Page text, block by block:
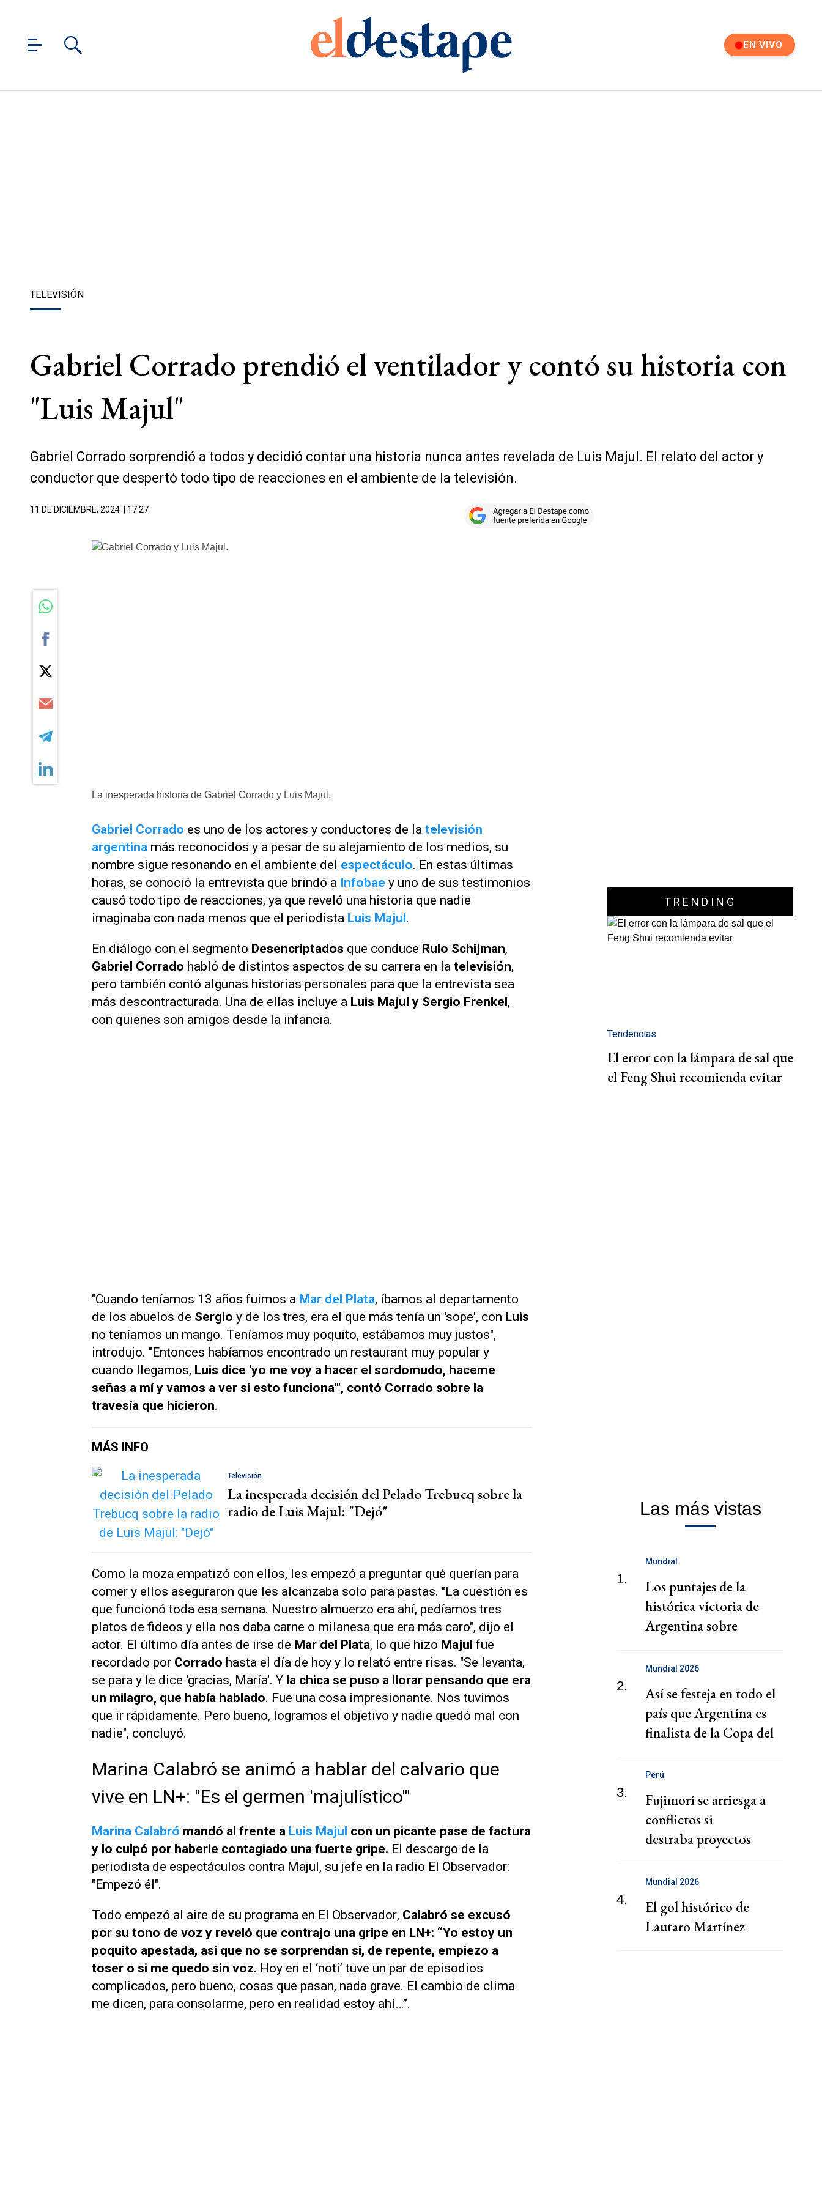
EN VIVO
TELEVISIÓN
Gabriel Corrado prendió el ventilador y contó su historia con
"Luis Majul"
Gabriel Corrado sorprendió a todos y decidió contar una historia nunca antes revelada de Luis Majul. El relato del actor y
conductor que despertó todo tipo de reacciones en el ambiente de la televisión.
11 DE DICIEMBRE, 2024 | 17.27
La inesperada historia de Gabriel Corrado y Luis Majul.
Gabriel Corrado es uno de los actores y conductores de la televisión
argentina más reconocidos y a pesar de su alejamiento de los medios, su
nombre sigue resonando en el ambiente del espectáculo. En estas últimas
horas, se conoció la entrevista que brindó a Infobae y uno de sus testimonios
causó todo tipo de reacciones, ya que reveló una historia que nadie
imaginaba con nada menos que el periodista Luis Majul.
En diálogo con el segmento Desencriptados que conduce Rulo Schijman,
Gabriel Corrado habló de distintos aspectos de su carrera en la televisión,
pero también contó algunas historias personales para que la entrevista sea
más descontracturada. Una de ellas incluye a Luis Majul y Sergio Frenkel,
con quienes son amigos desde la infancia.
"Cuando teníamos 13 años fuimos a Mar del Plata, íbamos al departamento
de los abuelos de Sergio y de los tres, era el que más tenía un 'sope', con Luis
no teníamos un mango. Teníamos muy poquito, estábamos muy justos",
introdujo. "Entonces habíamos encontrado un restaurant muy popular y
cuando llegamos, Luis dice 'yo me voy a hacer el sordomudo, haceme
señas a mí y vamos a ver si esto funciona'", contó Corrado sobre la
travesía que hicieron.
MÁS INFO
Televisión
La inesperada decisión del Pelado Trebucq sobre la
radio de Luis Majul: "Dejó"
Como la moza empatizó con ellos, les empezó a preguntar qué querían para
comer y ellos aseguraron que les alcanzaba solo para pastas. "La cuestión es
que funcionó toda esa semana. Nuestro almuerzo era ahí, pedíamos tres
platos de fideos y ella nos daba carne o milanesa que era más caro", dijo el
actor. El último día antes de irse de Mar del Plata, lo que hizo Majul fue
recordado por Corrado hasta el día de hoy y lo relató entre risas. "Se levanta,
se para y le dice 'gracias, María'. Y la chica se puso a llorar pensando que era
un milagro, que había hablado. Fue una cosa impresionante. Nos tuvimos
que ir rápidamente. Pero bueno, logramos el objetivo y nadie quedó mal con
nadie", concluyó.
Marina Calabró se animó a hablar del calvario que
vive en LN+: "Es el germen 'majulístico'"
Marina Calabró mandó al frente a Luis Majul con un picante pase de factura
y lo culpó por haberle contagiado una fuerte gripe. El descargo de la
periodista de espectáculos contra Majul, su jefe en la radio El Observador:
"Empezó él".
Todo empezó al aire de su programa en El Observador, Calabró se excusó
por su tono de voz y reveló que contrajo una gripe en LN+: “Yo estoy un
poquito apestada, así que no se sorprendan si, de repente, empiezo a
toser o si me quedo sin voz. Hoy en el ‘noti’ tuve un par de episodios
complicados, pero bueno, cosas que pasan, nada grave. El cambio de clima
me dicen, para consolarme, pero en realidad estoy ahí…”.
TRENDING
Tendencias
El error con la lámpara de sal que
el Feng Shui recomienda evitar
Las más vistas
1.
Mundial
Los puntajes de la
histórica victoria de
Argentina sobre
2026
2.
Mundial 2026
Así se festeja en todo el
país que Argentina es
finalista de la Copa del
3.
Perú
Fujimori se arriesga a
conflictos si
destraba proyectos
ONG
4.
Mundial 2026
El gol histórico de
Lautaro Martínez